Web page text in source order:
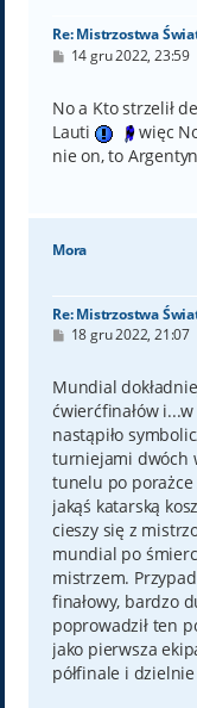
Re: Mistrzostwa
P
t
14 gru 2022, 23:59
No a Kto strzelił
Lauti
więc
nie on, to
Mora
Re: Mistrzostwa
P
t
18 gru 2022, 21:07
Mundial
ćwierćfinałów
nastąpiło
turniejami dwóch
tunelu po
jakąś katarską
cieszy się z
mundial po
mistrzem.
finałowy, bardzo
poprowadził ten
jako pierwsza
półfinale i